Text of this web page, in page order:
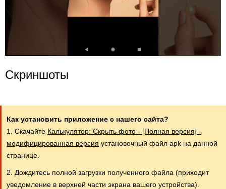
Скриншоты
Как установить приложение с нашего сайта?
1. Скачайте Калькулятор: Cкрыть фото - [Полная версия] -
модифицированная версия установочный файл apk на данной
странице.
2. Дождитесь полной загрузки полученного файла (приходит
уведомление в верхней части экрана вашего устройства).